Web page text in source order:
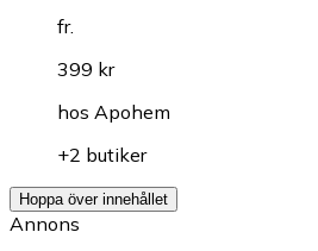
fr.
399 kr
hos Apohem
+2 butiker
Hoppa över innehållet
Annons